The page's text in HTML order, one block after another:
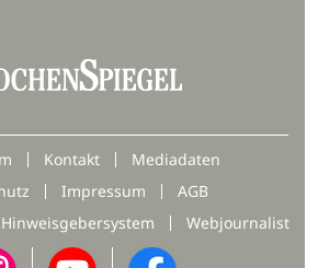
Kontakt
Mediadaten
Impressum
AGB
Hinweisgebersystem Webjournalist